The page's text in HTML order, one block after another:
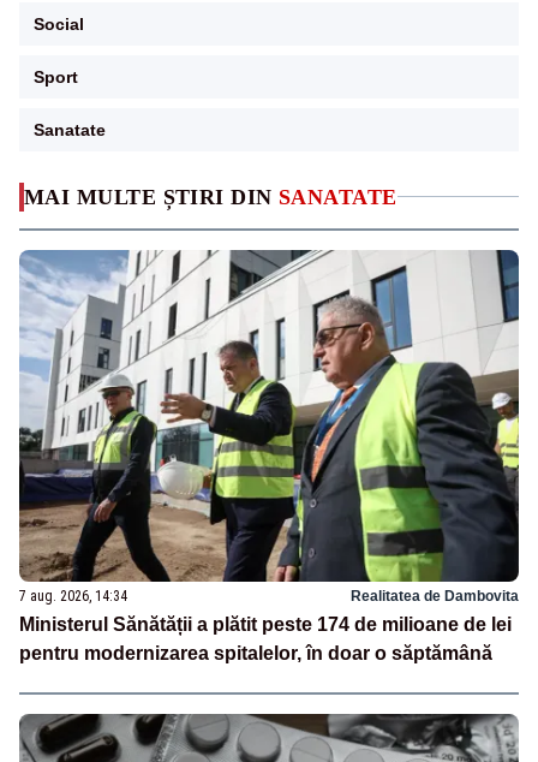
MAI MULTE ȘTIRI DIN SANATATE
7 aug. 2026, 14:34 Realitatea de Dambovita
Ministerul Sănătății a plătit peste 174 de milioane de lei
pentru modernizarea spitalelor, în doar o săptămână
Social
Sport
Sanatate